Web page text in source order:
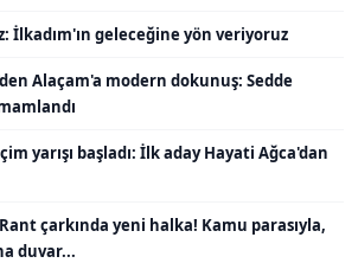
İlkadım'ın geleceğine yön veriyoruz
Alaçam'a modern dokunuş: Sedde
yarışı başladı: İlk aday Hayati Ağca'dan
çarkında yeni halka! Kamu parasıyla,
duvar...